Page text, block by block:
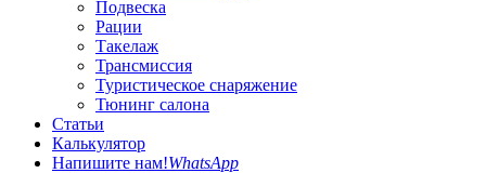
Подвеска
Рации
Такелаж
Трансмиссия
Туристическое снаряжение
Тюнинг салона
Статьи
Калькулятор
Напишите нам!WhatsApp